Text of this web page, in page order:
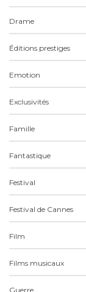
Drame
Éditions prestiges
Emotion
Exclusivités
Famille
Fantastique
Festival
Festival de Cannes
Film
Films musicaux
Guerre